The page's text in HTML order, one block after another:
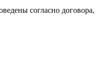
согласно договора,